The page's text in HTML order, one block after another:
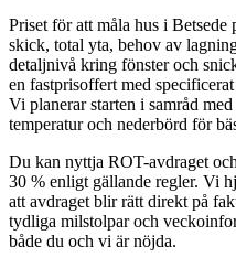
Priset för att måla hus i Betsede
skick, total yta, behov av
detaljnivå kring fönster och
en fastprisoffert med
Vi planerar starten i samråd
temperatur och nederbörd för
Du kan nyttja ROT-avdraget
30 % enligt gällande regler. Vi
att avdraget blir rätt direkt på
tydliga milstolpar och
både du och vi är nöjda.